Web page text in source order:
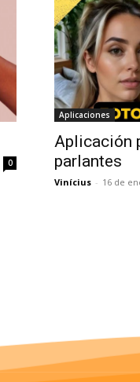
0
Aplicaciones
Aplicación
parlantes
Vinícius - 16 de